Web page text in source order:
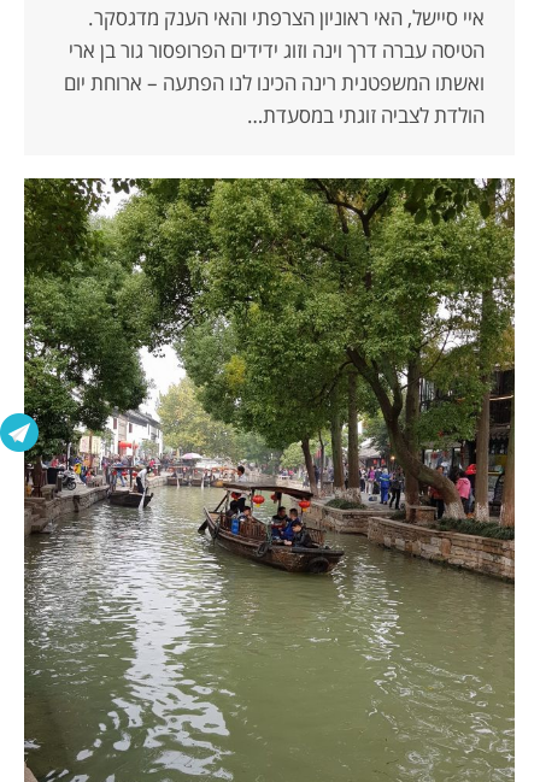
איי סיישל, האי ראוניון הצרפתי והאי הענק מדגסקר.
הטיסה עברה דרך וינה וזוג ידידים הפרופסור גור בן ארי
ואשתו המשפטנית רינה הכינו לנו הפתעה – ארוחת יום
הולדת לצביה זוגתי במסעדת…